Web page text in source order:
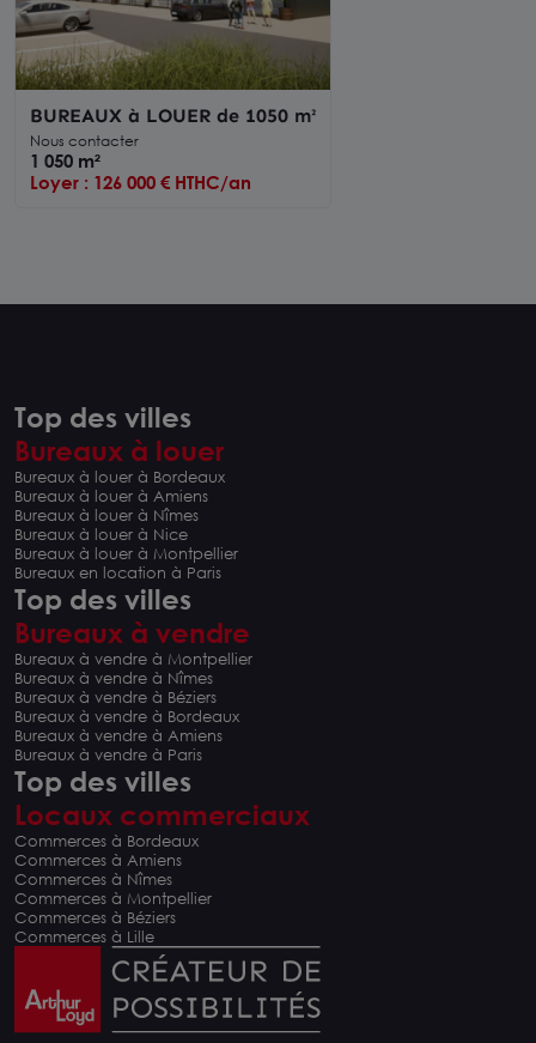
BUREAUX à LOUER de 1050 m²
Nous contacter
1 050 m²
Loyer : 126 000 € HTHC/an
Top des villes
Bureaux à louer
Bureaux à louer à Bordeaux
Bureaux à louer à Amiens
Bureaux à louer à Nîmes
Bureaux à louer à Nice
Bureaux à louer à Montpellier
Bureaux en location à Paris
Top des villes
Bureaux à vendre
Bureaux à vendre à Montpellier
Bureaux à vendre à Nîmes
Bureaux à vendre à Béziers
Bureaux à vendre à Bordeaux
Bureaux à vendre à Amiens
Bureaux à vendre à Paris
Top des villes
Locaux commerciaux
Commerces à Bordeaux
Commerces à Amiens
Commerces à Nîmes
Commerces à Montpellier
Commerces à Béziers
Commerces à Lille